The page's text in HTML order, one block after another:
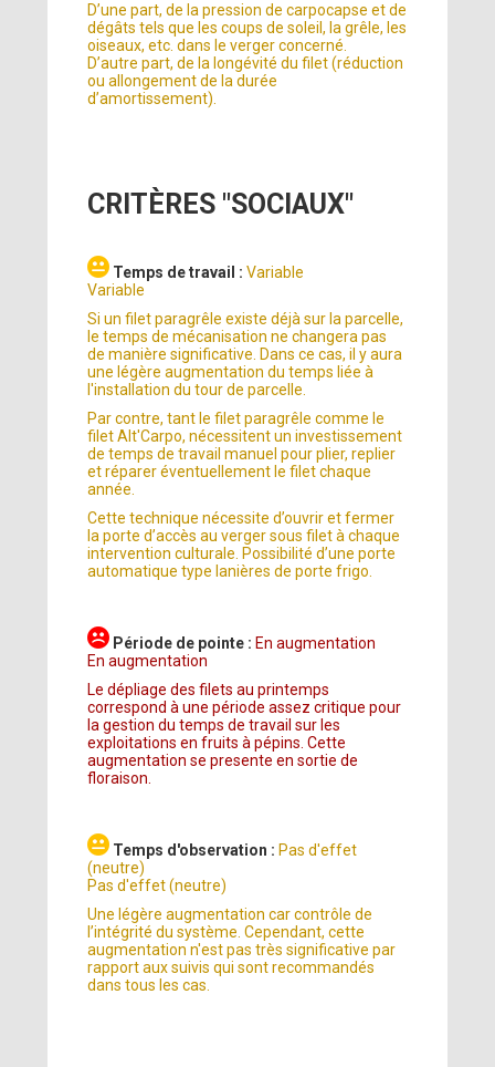
D’une part, de la pression de carpocapse et de
dégâts tels que les coups de soleil, la grêle, les
oiseaux, etc. dans le verger concerné.
D’autre part, de la longévité du filet (réduction
ou allongement de la durée
d’amortissement).
CRITÈRES "SOCIAUX"
Temps de travail :Variable
Variable
Si un filet paragrêle existe déjà sur la parcelle,
le temps de mécanisation ne changera pas
de manière significative. Dans ce cas, il y aura
une légère augmentation du temps liée à
l'installation du tour de parcelle.
Par contre, tant le filet paragrêle comme le
filet Alt'Carpo, nécessitent un investissement
de temps de travail manuel pour plier, replier
et réparer éventuellement le filet chaque
année.
Cette technique nécessite d’ouvrir et fermer
la porte d’accès au verger sous filet à chaque
intervention culturale. Possibilité d’une porte
automatique type lanières de porte frigo.
Période de pointe : En augmentation
En augmentation
Le dépliage des filets au printemps
correspond à une période assez critique pour
la gestion du temps de travail sur les
exploitations en fruits à pépins. Cette
augmentation se presente en sortie de
floraison.
Temps d'observation : Pas d'effet
(neutre)
Pas d'effet (neutre)
Une légère augmentation car contrôle de
l’intégrité du système. Cependant, cette
augmentation n'est pas très significative par
rapport aux suivis qui sont recommandés
dans tous les cas.